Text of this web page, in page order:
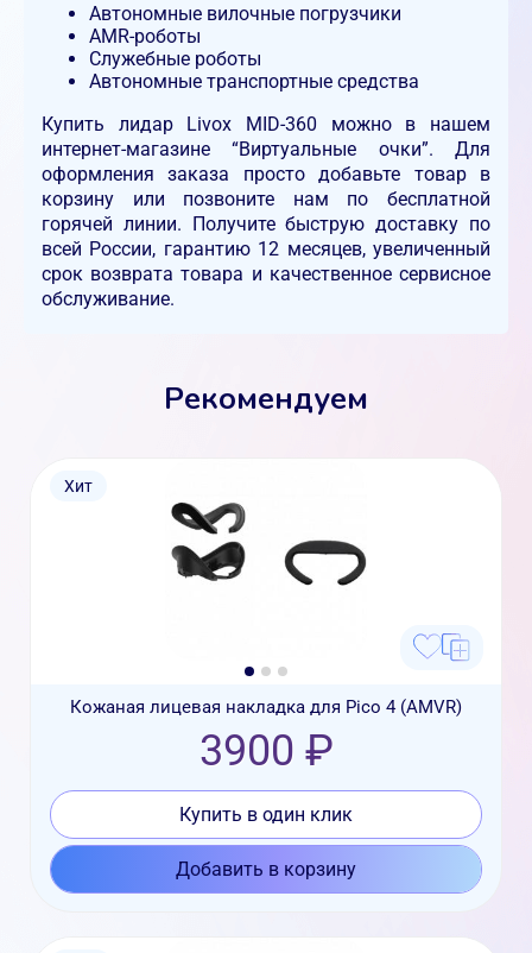
Автономные вилочные погрузчики
AMR-роботы
Служебные роботы
Автономные транспортные средства
Купить лидар Livox MID-360 можно в нашем
интернет-магазине “Виртуальные очки”. Для
оформления заказа просто добавьте товар в
корзину или позвоните нам по бесплатной
горячей линии. Получите быструю доставку по
всей России, гарантию 12 месяцев, увеличенный
срок возврата товара и качественное сервисное
обслуживание.
Рекомендуем
Хит
Кожаная лицевая накладка для Pico 4 (AMVR)
3900 ₽
Купить в один клик
Добавить в корзину